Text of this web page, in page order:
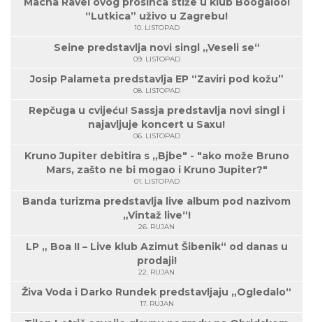
“Lutkica” uživo u Zagrebu!
10. LISTOPAD
Seine predstavlja novi singl „Veseli se“
09. LISTOPAD
Josip Palameta predstavlja EP “Zaviri pod kožu”
08. LISTOPAD
Repčuga u cvijeću! Sassja predstavlja novi singl i
najavljuje koncert u Saxu!
06. LISTOPAD
Kruno Jupiter debitira s „Bjbe" - "ako može Bruno
Mars, zašto ne bi mogao i Kruno Jupiter?"
01. LISTOPAD
Banda turizma predstavlja live album pod nazivom
„Vintaž live“!
26. RUJAN
LP „ Boa II – Live klub Azimut Šibenik“ od danas u
prodaji!
22. RUJAN
Živa Voda i Darko Rundek predstavljaju „Ogledalo“
17. RUJAN